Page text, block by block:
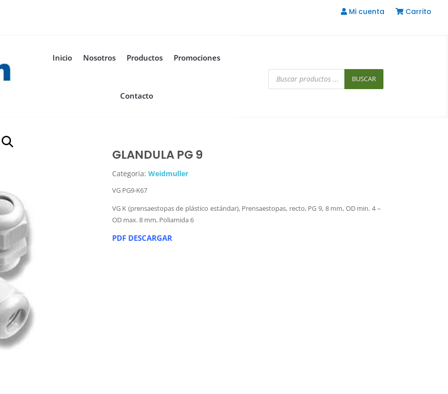
Mi cuenta Carrito
Inicio Nosotros Productos Promociones
Contacto
Búsqueda
productos
BUSCAR
GLANDULA PG 9
Categoria: Weidmuller
VG PG9-K67
VG K (prensaestopas de plástico estándar), Prensaestopas, recto, PG 9, 8 mm, OD min. 4 –
OD max. 8 mm, Poliamida 6
PDF DESCARGAR